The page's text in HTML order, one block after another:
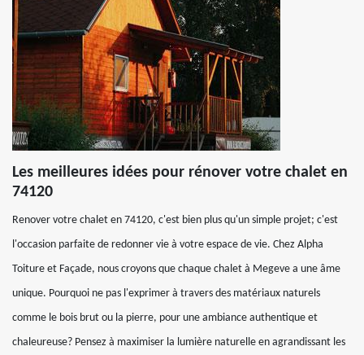
Les meilleures idées pour rénover votre chalet en
74120
Renover votre chalet en 74120, c'est bien plus qu'un simple projet; c'est
l'occasion parfaite de redonner vie à votre espace de vie. Chez Alpha
Toiture et Façade, nous croyons que chaque chalet à Megeve a une âme
unique. Pourquoi ne pas l'exprimer à travers des matériaux naturels
comme le bois brut ou la pierre, pour une ambiance authentique et
chaleureuse? Pensez à maximiser la lumière naturelle en agrandissant les